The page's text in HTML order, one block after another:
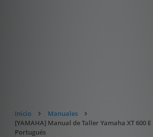
Inicio
Manuales
[YAMAHA] Manual de Taller Yamaha XT 600 E
Portugués